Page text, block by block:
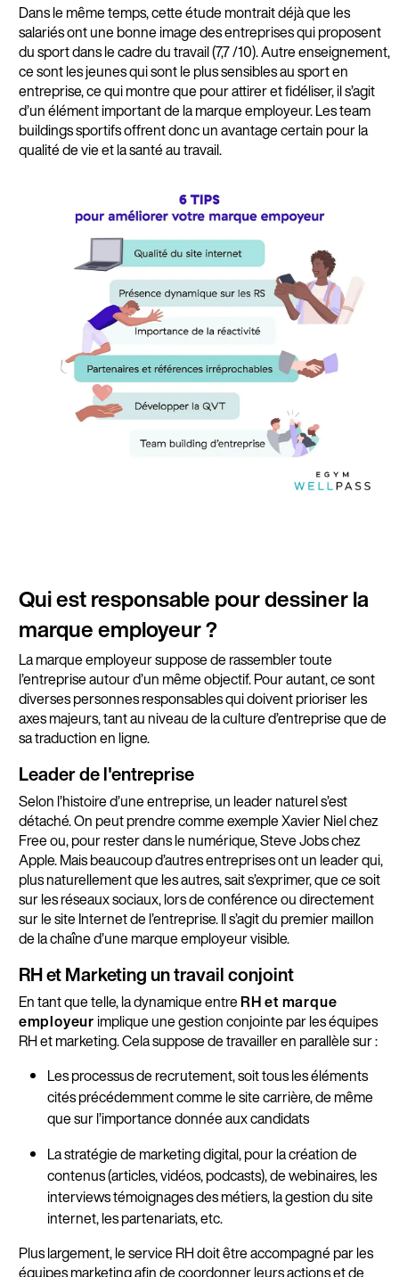
Dans le même temps, cette étude montrait déjà que les
salariés ont une bonne image des entreprises qui proposent
du sport dans le cadre du travail (7,7 /10). Autre enseignement,
ce sont les jeunes qui sont le plus sensibles au sport en
entreprise, ce qui montre que pour attirer et fidéliser, il s’agit
d’un élément important de la marque employeur. Les team
buildings sportifs offrent donc un avantage certain pour la
qualité de vie et la santé au travail.
Qui est responsable pour dessiner la
marque employeur ?
La marque employeur suppose de rassembler toute
l’entreprise autour d’un même objectif. Pour autant, ce sont
diverses personnes responsables qui doivent prioriser les
axes majeurs, tant au niveau de la culture d’entreprise que de
sa traduction en ligne.
Leader de l'entreprise
Selon l’histoire d’une entreprise, un leader naturel s’est
détaché. On peut prendre comme exemple Xavier Niel chez
Free ou, pour rester dans le numérique, Steve Jobs chez
Apple. Mais beaucoup d’autres entreprises ont un leader qui,
plus naturellement que les autres, sait s’exprimer, que ce soit
sur les réseaux sociaux, lors de conférence ou directement
sur le site Internet de l’entreprise. Il s’agit du premier maillon
de la chaîne d’une marque employeur visible.
RH et Marketing un travail conjoint
En tant que telle, la dynamique entreRH et marque
employeur implique une gestion conjointe par les équipes
RH et marketing. Cela suppose de travailler en parallèle sur :
Les processus de recrutement, soit tous les éléments
cités précédemment comme le site carrière, de même
que sur l’importance donnée aux candidats
La stratégie de marketing digital, pour la création de
contenus (articles, vidéos, podcasts), de webinaires, les
interviews témoignages des métiers, la gestion du site
internet, les partenariats, etc.
Plus largement, le service RH doit être accompagné par les